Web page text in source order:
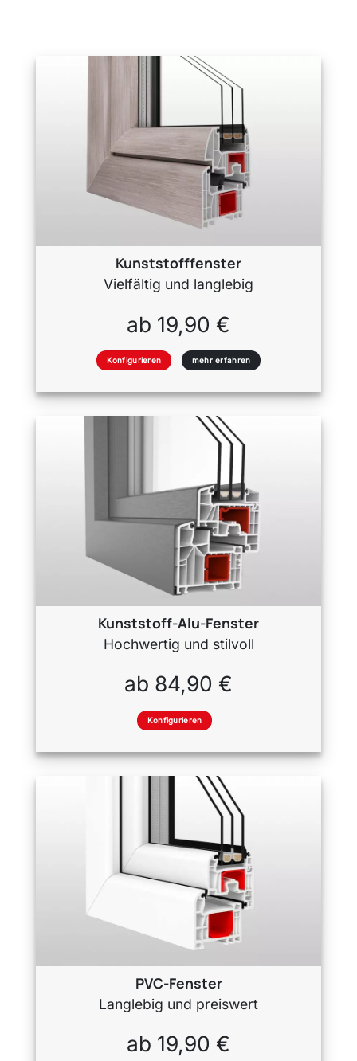
Kunststofffenster
Vielfältig und langlebig
ab 19,90 €
Konfigurieren mehr erfahren
Kunststoff-Alu-Fenster
Hochwertig und stilvoll
ab 84,90 €
Konfigurieren
PVC-Fenster
Langlebig und preiswert
ab 19,90 €